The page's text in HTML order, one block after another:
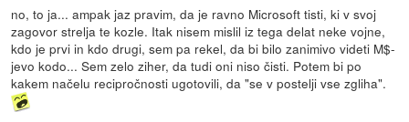
no, to ja... ampak jaz pravim, da je ravno Microsoft tisti, ki v svoj
zagovor strelja te kozle. Itak nisem mislil iz tega delat neke vojne,
kdo je prvi in kdo drugi, sem pa rekel, da bi bilo zanimivo videti M$-
jevo kodo... Sem zelo ziher, da tudi oni niso čisti. Potem bi po
kakem načelu recipročnosti ugotovili, da "se v postelji vse zgliha".